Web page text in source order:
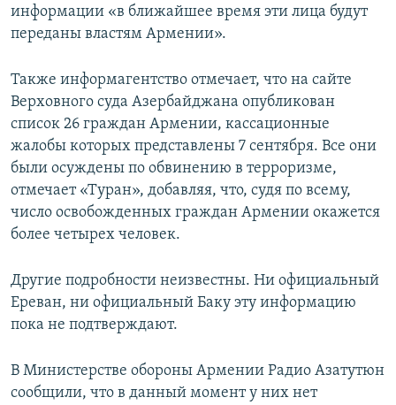
информации «в ближайшее время эти лица будут
переданы властям Армении».
Также информагентство отмечает, что на сайте
Верховного суда Азербайджана опубликован
список 26 граждан Армении, кассационные
жалобы которых представлены 7 сентября. Все они
были осуждены по обвинению в терроризме,
отмечает «Туран», добавляя, что, судя по всему,
число освобожденных граждан Армении окажется
более четырех человек.
Другие подробности неизвестны. Ни официальный
Ереван, ни официальный Баку эту информацию
пока не подтверждают.
В Министерстве обороны Армении Радио Азатутюн
сообщили, что в данный момент у них нет